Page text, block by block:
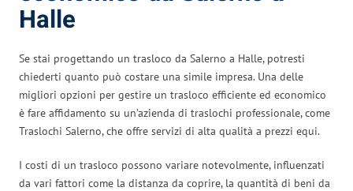
Halle
Se stai progettando un trasloco da Salerno a Halle, potresti
chiederti quanto può costare una simile impresa. Una delle
migliori opzioni per gestire un trasloco efficiente ed economico
è fare affidamento su un’azienda di traslochi professionale, come
Traslochi Salerno, che offre servizi di alta qualità a prezzi equi.
I costi di un trasloco possono variare notevolmente, influenzati
da vari fattori come la distanza da coprire, la quantità di beni da